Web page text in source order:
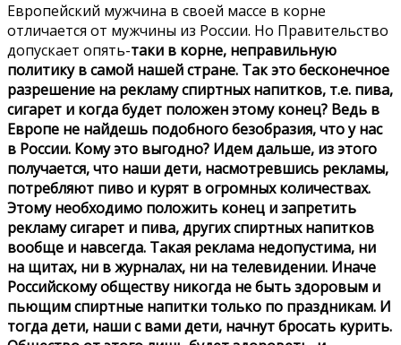
Европейский мужчина в своей массе в корне
отличается от мужчины из России. Но Правительство
допускает опять-таки в корне, неправильную
политику в самой нашей стране. Так это бесконечное
разрешение на рекламу спиртных напитков, т.е. пива,
сигарет и когда будет положен этому конец? Ведь в
Европе не найдешь подобного безобразия, что у нас
в России. Кому это выгодно? Идем дальше, из этого
получается, что наши дети, насмотревшись рекламы,
потребляют пиво и курят в огромных количествах.
Этому необходимо положить конец и запретить
рекламу сигарет и пива, других спиртных напитков
вообще и навсегда. Такая реклама недопустима, ни
на щитах, ни в журналах, ни на телевидении. Иначе
Российскому обществу никогда не быть здоровым и
пьющим спиртные напитки только по праздникам. И
тогда дети, наши с вами дети, начнут бросать курить.